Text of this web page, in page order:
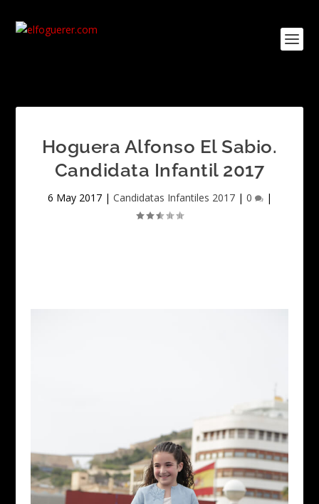
Hoguera Alfonso El Sabio.
Candidata Infantil 2017
6 May 2017| Candidatas Infantiles 2017| 0 |